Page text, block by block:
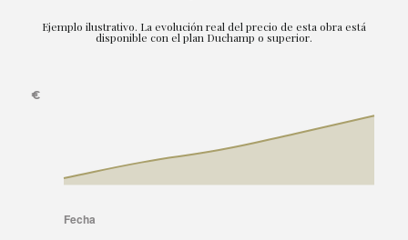
Ejemplo ilustrativo. La evolución real del precio de esta obra está
disponible con el plan Duchamp o superior.